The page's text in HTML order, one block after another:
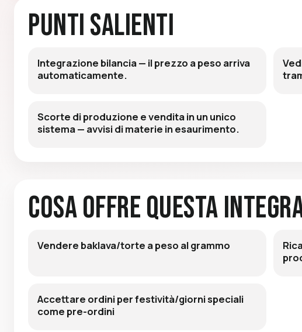
Punti Salienti
Integrazione bilancia — il prezzo a peso arriva
automaticamente.
Scorte di produzione e vendita in un unico
sistema — avvisi di materie in esaurimento.
Cosa Offre Questa
Vendere baklava/torte a peso al grammo
Accettare ordini per festività/giorni speciali
come pre-ordini